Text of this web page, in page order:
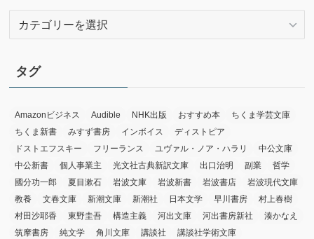
リ
ー
タグ
Amazonビジネス Audible NHK出版 おすすめ本
ちくま学芸文庫
ちくま新書
みすず書房 インボイス
ディストピア
ドストエフスキー
フリーランス ユヴァル・ノア・ハラリ
中公文庫
中公新書
個人事業主 光文社古典新訳文庫 出口治明 副業
哲学
國分功一郎
夏目漱石 岩波文庫 岩波新書 岩波書店
岩波現代文庫
教養
文春文庫 新潮文庫 新潮社 日本文学 早川書房
村上春樹
村田沙耶香
東野圭吾 構造主義 河出文庫 河出書房新社
湊かなえ
筑摩書房
純文学 角川文庫 講談社 講談社学術文庫